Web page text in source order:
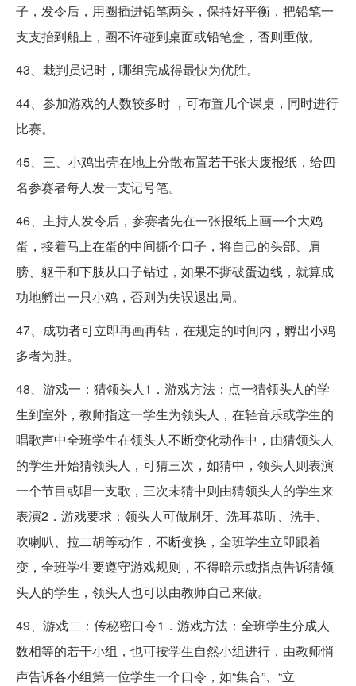
子，发令后，用圈插进铅笔两头，保持好平衡，把铅笔一
支支抬到船上，圈不许碰到桌面或铅笔盒，否则重做。
43、栽判员记时，哪组完成得最快为优胜。
44、参加游戏的人数较多时 ，可布置几个课桌，同时进行
比赛。
45、三、小鸡出壳在地上分散布置若干张大废报纸，给四
名参赛者每人发一支记号笔。
46、主持人发令后，参赛者先在一张报纸上画一个大鸡
蛋，接着马上在蛋的中间撕个口子，将自己的头部、肩
膀、躯干和下肢从口子钻过，如果不撕破蛋边线，就算成
功地孵出一只小鸡，否则为失误退出局。
47、成功者可立即再画再钻，在规定的时间内，孵出小鸡
多者为胜。
48、游戏一：猜领头人1．游戏方法：点一猜领头人的学
生到室外，教师指这一学生为领头人，在轻音乐或学生的
唱歌声中全班学生在领头人不断变化动作中，由猜领头人
的学生开始猜领头人，可猜三次，如猜中，领头人则表演
一个节目或唱一支歌，三次未猜中则由猜领头人的学生来
表演2．游戏要求：领头人可做刷牙、洗耳恭听、洗手、
吹喇叭、拉二胡等动作，不断变换，全班学生立即跟着
变，全班学生要遵守游戏规则，不得暗示或指点告诉猜领
头人的学生，领头人也可以由教师自己来做。
49、游戏二：传秘密口令1．游戏方法：全班学生分成人
数相等的若干小组，也可按学生自然小组进行，由教师悄
声告诉各小组第一位学生一个口令，如“集合”、“立